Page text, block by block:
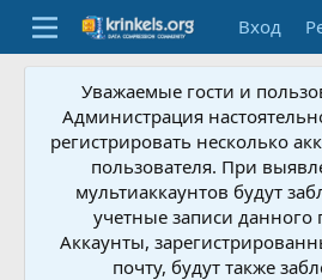
Вход
Уважаемые гости и
Администрация
регистрировать несколько
пользователя. При
мультиаккаунтов будут
учетные записи данного
Аккаунты,
почту, будут также